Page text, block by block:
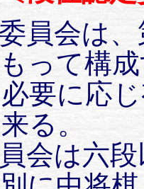
員会は、
って構
要に応
る。
会は六